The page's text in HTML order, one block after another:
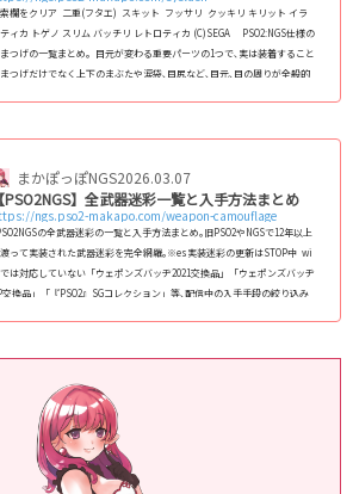
欄をクリア 二重(フタエ) スキット フッサリ クッキリ キリット イラ
ィカ トゲノ スリム バッチリ レトロティカ (C)SEGA PSO2:NGS仕様の
つげの一覧まとめ｡ 目元が変わる重要パーツの1つで､実は装着すること
つげだけでなく上下のまぶたや涙袋､目尻など､目元､目の周りが全般的
まかぽっぽNGS2026.03.07
【PSO2NGS】全武器迷彩一覧と入手方法まとめ
ngs.pso2-makapo.com/weapon-camouflage
の全武器迷彩の一覧と入手方法まとめ｡旧PSO2やNGSで12年以上
って実装された武器迷彩を完全網羅｡※es実装迷彩の更新はSTOP中 wi
は対応していない「ウェポンズバッヂ2021交換品」「ウェポンズバッヂ
交換品」「『PSO2』SGコレクション」等､配信中の入手手段の絞り込み